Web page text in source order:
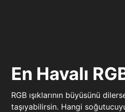
En Havalı
RGB ışıklarının büyüsünü
taşıyabilirsin. Hangi